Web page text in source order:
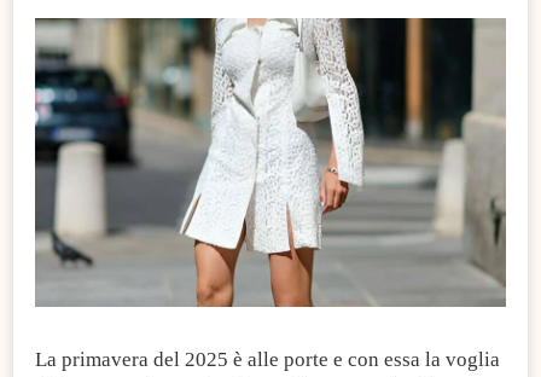
​La primavera del 2025 è alle porte e con essa la voglia